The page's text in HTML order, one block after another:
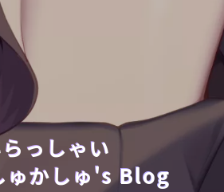
っしゃい
ゅかしゅ's Blog